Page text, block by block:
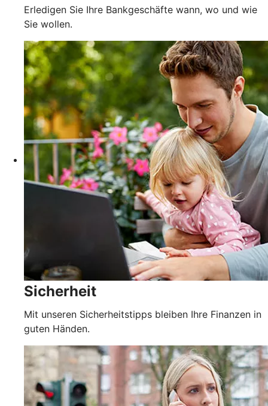
Erledigen Sie Ihre Bankgeschäfte wann, wo und wie
Sie wollen.
Sicherheit
Mit unseren Sicherheitstipps bleiben Ihre Finanzen in
guten Händen.